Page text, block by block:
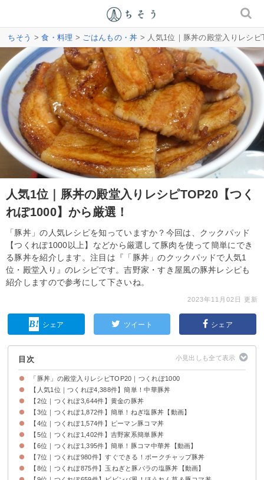
ちそう >食・料理 > ごはんもの・丼 > 人気1位｜豚丼の殿堂入りレシ
人気1位｜豚丼の殿堂入りレシピTOP20【つく
れぽ1000】から厳選！
「豚丼」の人気レシピを知っていますか？今回は、クックパッド
【つくれぽ1000以上】などから厳選して豚肉を使って簡単にでき
る豚丼を紹介します。注目は『「豚丼」のクックパッドで人気1
位・殿堂入り』のレシピです。吉野家・すき屋風の豚丼レシピも
紹介しますので参考にして下さいね。
2023年11月02日 更新
シェア ツイート シェア
目次
「豚丼」の殿堂入りレシピTOP20｜つくれぽ1000
【人気1位｜つくれぽ4,388件】簡単！中華豚丼
【2位｜つくれぽ3,644件】黄金の豚丼
【3位｜つくれぽ1,872件】簡単！ねぎ塩豚丼【動画】
【4位｜つくれぽ1,574件】ピーマン豚コマ丼
【5位｜つくれぽ1,402件】吉野家系簡単豚丼
【6位｜つくれぽ1,395件】簡単！豚コマ中華丼【動画】
【7位｜つくれぽ980件】すぐできる！ポークチャップ豚丼
【8位｜つくれぽ875件】玉ねぎと豚バラの塩豚丼【動画】